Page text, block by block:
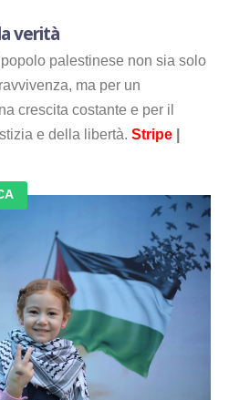
verità
palestinese non sia solo
ma per un
crescita costante e per il
e della libertà. Stripe